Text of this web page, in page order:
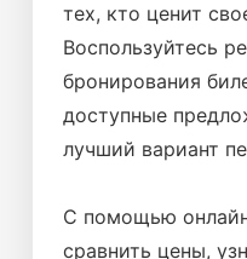
тех, кто ценит
Воспользуйтесь
бронирования
доступные
лучший вариант
С помощью
сравнить цены,